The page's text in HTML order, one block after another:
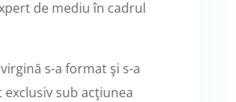
de mediu în cadrul
s-a format şi s-a
exclusiv sub acţiunea